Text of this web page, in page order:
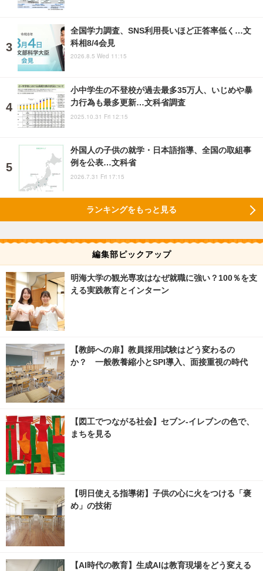
全国学力調査、SNS利用長いほど正答率低く…文
科相8/4会見
2026.8.5 Wed 11:15
小中学生の不登校が過去最多35万人、いじめや暴
力行為も最多更新…文科省調査
2025.10.31 Fri 12:15
外国人の子供の就学・日本語指導、全国の取組事
例を公表…文科省
2026.7.31 Fri 17:15
ランキングをもっと見る
編集部ピックアップ
明海大学の観光専攻はなぜ就職に強い？100％を支
える実践教育とインターン
【教師への扉】教員採用試験はどう変わるの
か？ 一般教養縮小とSPI導入、面接重視の時代
【図工でつながる社会】セブン‐イレブンの色で、
まちを見る
【明日使える指導術】子供の心に火をつける「褒
め」の技術
【AI時代の教育】生成AIは教育現場をどう変える